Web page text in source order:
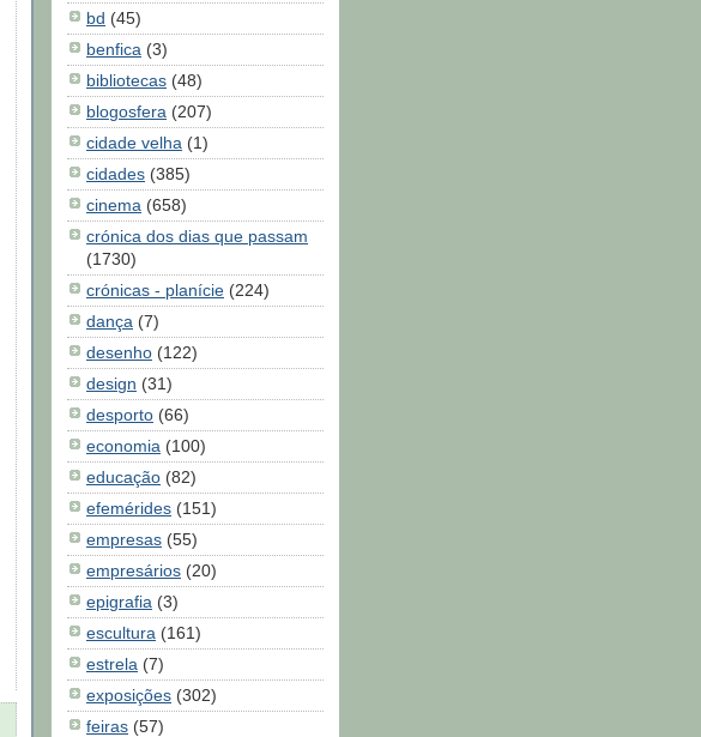
bd (45)
benfica (3)
bibliotecas (48)
blogosfera (207)
cidade velha (1)
cidades (385)
cinema (658)
crónica dos dias que passam
(1730)
crónicas - planície (224)
dança (7)
desenho (122)
design (31)
desporto (66)
economia (100)
educação (82)
efemérides (151)
empresas (55)
empresários (20)
epigrafia (3)
escultura (161)
estrela (7)
exposições (302)
feiras (57)